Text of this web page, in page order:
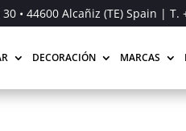
• 44600 Alcañiz (TE) Spain | T.
DECORACIÓN MARCAS